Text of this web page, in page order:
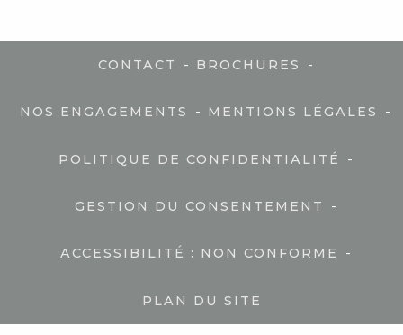
CONTACT - BROCHURES -
NOS ENGAGEMENTS - MENTIONS LÉGALES -
POLITIQUE DE CONFIDENTIALITÉ -
GESTION DU CONSENTEMENT -
ACCESSIBILITÉ : NON CONFORME -
PLAN DU SITE